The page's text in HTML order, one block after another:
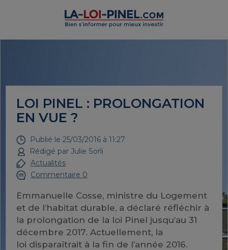
LOI PINEL : PROLONGATION
EN VUE ?
Publié le 25/03/2016 à 11:27
Rédigé par Julie Sorli
Actualités
Commentaire 0
Emmanuelle Cosse, ministre du Logement
et de l’habitat durable, a déclaré réfléchir à
la prolongation de la loi Pinel jusqu’au 31
décembre 2017. Actuellement, la
loi disparaîtrait à la fin de l’année 2016.